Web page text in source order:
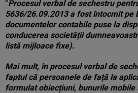
“Procesul verbal de sechestru
5636/26.09.2013 a fost întocmit pe
documentelor contabile puse la
conducerea societății
listă mijloace fixe).
Mai mult, în procesul verbal de
faptul că persoanele de față la
formulat obiecțiuni, bunurile mobile